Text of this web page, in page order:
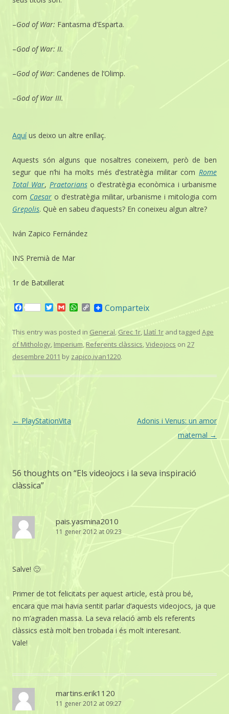
–God of War: Fantasma d’Esparta.
–God of War: II.
–God of War: Candenes de l’Olimp.
–God of War III.
Aquíus deixo un altre enllaç.
Aquests són alguns que nosaltres coneixem, però de ben
segur que n’hi ha molts més d’estratègia militar com Rome
Total War, Praetorianso d’estratègia econòmica i urbanisme
com Caesaro d’estratègia militar, urbanisme i mitologia com
Grepolis. Què en sabeu d’aquests? En coneixeu algun altre?
Iván Zapico Fernández
INS Premià de Mar
1r de Batxillerat
F
e
b
o
o
T
t
t
e
r
G
i
W
t
A
p
C
o
y
i
n
Comparteix
This entry was posted in General,Grec 1r, Llatí 1r and tagged Age
of Mithology, Imperium,Referents clàssics,Videojocs on 27
desembre 2011 by zapico.ivan1220.
Post
← PlayStationVita
Adonis i Venus: un amor
maternal →
56 thoughts on “Els videojocs i la seva inspiració
clàssica”
pais.yasmina2010
11 gener 2012 at 09:23
Salve! 🙂
Primer de tot felicitats per aquest article, està prou bé,
encara que mai havia sentit parlar d’aquests videojocs, ja que
no m’agraden massa. La seva relació amb els referents
clàssics està molt ben trobada i és molt interesant.
Vale!
martins.erik1120
11 gener 2012 at 09:27